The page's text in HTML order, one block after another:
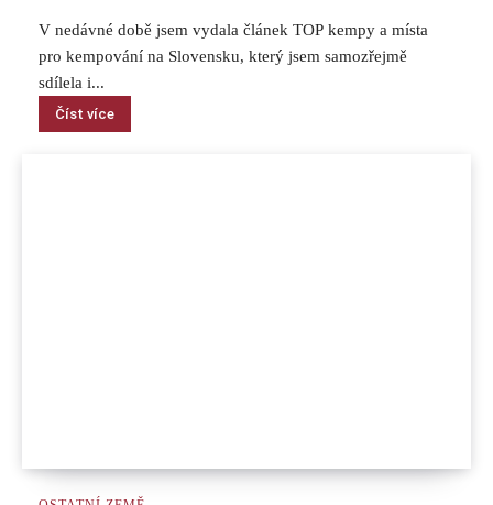
V nedávné době jsem vydala článek TOP kempy a místa
pro kempování na Slovensku, který jsem samozřejmě
sdílela i...
Číst více